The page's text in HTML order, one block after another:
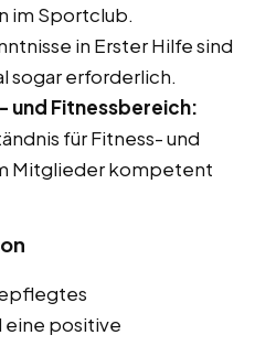
im Sportclub.
in Erster Hilfe sind
sogar erforderlich.
und Fitnessbereich:
für Fitness- und
Mitglieder kompetent
eine positive